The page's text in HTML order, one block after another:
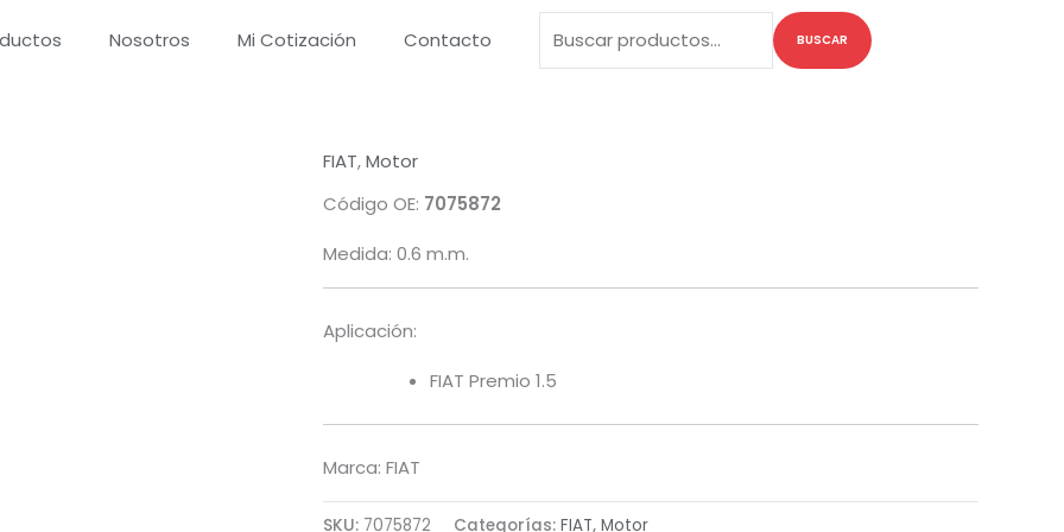
Nosotros Mi Cotización Contacto BUSCAR
FIAT,Motor
Código OE: 7075872
Medida: 0.6 m.m.
Aplicación:
FIAT Premio 1.5
Marca: FIAT
SKU: 7075872 Categorías: FIAT, Motor